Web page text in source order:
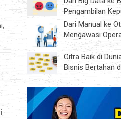
Pengambilan
Dari Manual ke
Mengawasi
Citra Baik di
Bisnis Bertahan